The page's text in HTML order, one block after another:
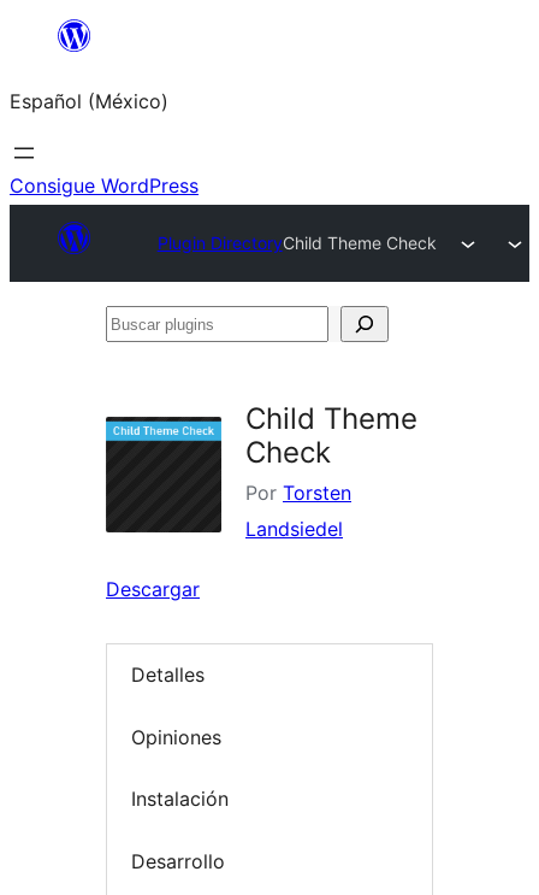
Saltar
contenido
Español (México)
Consigue WordPress
Plugin DirectoryChild Theme Check
Buscar
Child Theme
Check
Por Torsten
Landsiedel
Descargar
Detalles
Opiniones
Instalación
Desarrollo